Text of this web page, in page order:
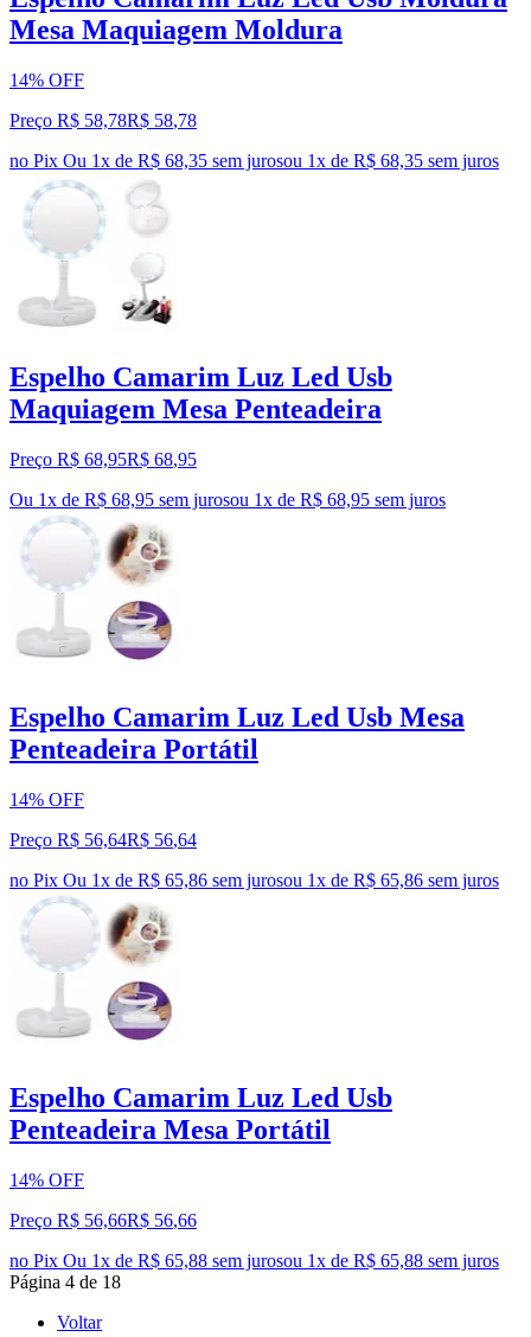
Mesa Maquiagem Moldura
14% OFF
Preço R$ 58,78R$ 58,78
no Pix Ou 1x de R$ 68,35 sem jurosou 1x de R$ 68,35 sem juros
Espelho Camarim Luz Led Usb
Maquiagem Mesa Penteadeira
Preço R$ 68,95R$ 68,95
Ou 1x de R$ 68,95 sem jurosou 1x de R$ 68,95 sem juros
Espelho Camarim Luz Led Usb Mesa
Penteadeira Portátil
14% OFF
Preço R$ 56,64R$ 56,64
no Pix Ou 1x de R$ 65,86 sem jurosou 1x de R$ 65,86 sem juros
Espelho Camarim Luz Led Usb
Penteadeira Mesa Portátil
14% OFF
Preço R$ 56,66R$ 56,66
no Pix Ou 1x de R$ 65,88 sem jurosou 1x de R$ 65,88 sem juros
Página 4 de 18
Voltar